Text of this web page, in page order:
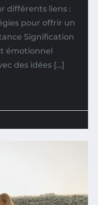
différents liens :
pour offrir un
Signification
émotionnel
des idées […]